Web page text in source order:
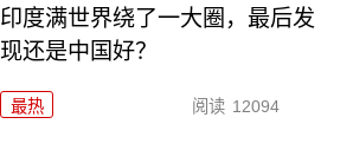
印度满世界绕了一大圈，最后发
现还是中国好？
最热 阅读 12094